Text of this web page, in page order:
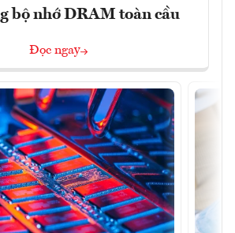
bộ nhớ DRAM toàn cầu
Đọc ngay